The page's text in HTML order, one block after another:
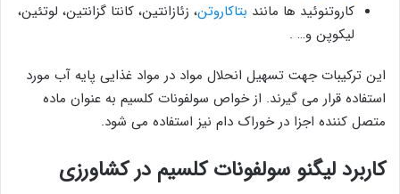
کاروتنوئید ها مانند بتاکاروتن، زئازانتین، کانتا گزانتین، لوتئین،
لیکوپن و… .
این ترکیبات جهت تسهیل انحلال مواد در مواد غذایی پایه آب مورد
استفاده قرار می گیرند. از خواص سولفونات کلسیم به عنوان ماده
متصل کننده اجزا در خوراک دام نیز استفاده می شود.
کاربرد لیگنو سولفونات کلسیم در کشاورزی